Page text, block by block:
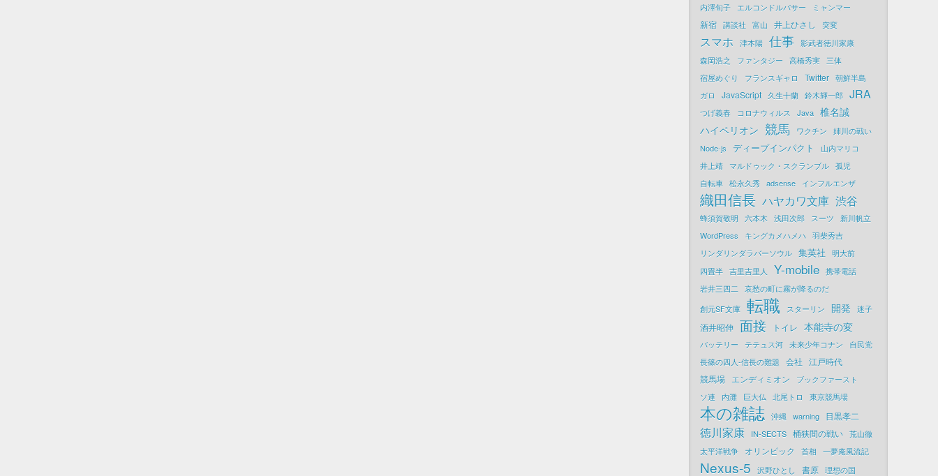
内澤旬子
エルコンドルパサー ミャンマー
新宿 講談社 富山 井上ひさし 突変
スマホ 津本陽 仕事 影武者徳川家康
森岡浩之
ファンタジー 高橋秀実
三体
宿屋めぐり
フランスギャロ Twitter 朝鮮半島
ガロ
JavaScript 久生十蘭 鈴木輝一郎 JRA
つげ義春 コロナウィルス Java 椎名誠
ハイペリオン 競馬 ワクチン
姉川の戦い
Node-js
ディープインパクト
山内マリコ
井上靖
マルドゥック・スクランブル 孤児
自転車 松永久秀 adsense インフルエンザ
織田信長 ハヤカワ文庫 渋谷
蜂須賀敬明 六本木 浅田次郎 スーツ
新川帆立
WordPress
キングカメハメハ 羽柴秀吉
リンダリンダラバーソウル 集英社
明大前
四畳半 吉里吉里人 Y-mobile 携帯電話
岩井三四二
哀愁の町に霧が降るのだ
創元SF文庫 転職 スターリン 開発 迷子
酒井昭伸 面接 トイレ 本能寺の変
バッテリー テテュス河 未来少年コナン
自民党
長篠の四人-信長の難題
会社 江戸時代
競馬場 エンディミオン
ブックファースト
ソ連
内灘 巨大仏 北尾トロ 東京競馬場
本の雑誌 沖縄 warning 目黒孝二
徳川家康 IN-SECTS 桶狭間の戦い 荒山徹
太平洋戦争
オリンピック 首相 一夢庵風流記
Nexus-5 沢野ひとし 書原 理想の国